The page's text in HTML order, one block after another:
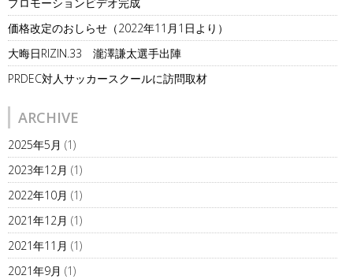
価格改定のおしらせ（2022年11月1日より）
大晦日RIZIN.33 瀧澤謙太選手出陣
PRDEC対人サッカースクールに訪問取材
ARCHIVE
2025年5月 (1)
2023年12月 (1)
2022年10月 (1)
2021年12月 (1)
2021年11月 (1)
2021年9月 (1)